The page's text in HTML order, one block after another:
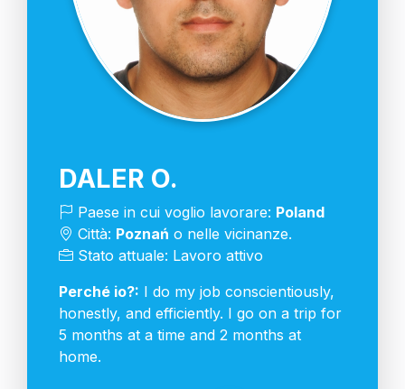
DALER O.
Paese in cui voglio lavorare: Poland
Città: Poznań o nelle vicinanze.
Stato attuale: Lavoro attivo
Perché io?: I do my job conscientiously,
honestly, and efficiently. I go on a trip for
5 months at a time and 2 months at
home.